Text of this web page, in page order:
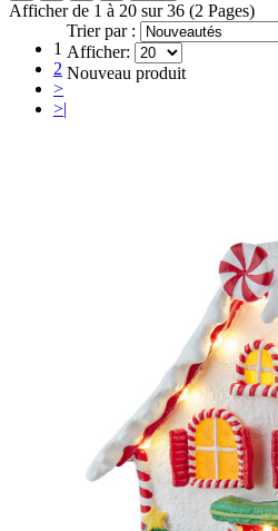
Afficher de 1 à 20 sur 36 (2 Pages)
1
2
>
>|
Trier par :
Afficher:
Nouveau produit